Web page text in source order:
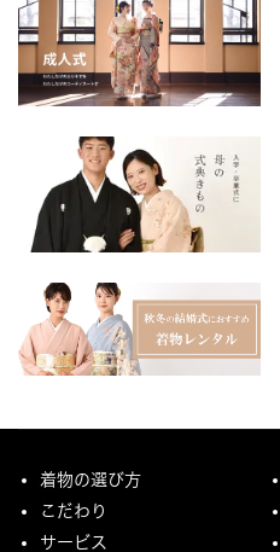
着物の選び方
こだわり
サービス